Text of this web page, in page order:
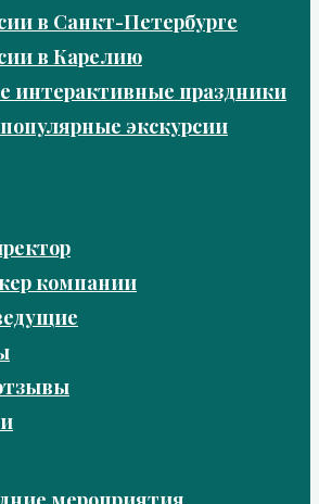
в Санкт-Петербурге
в Карелию
интерактивные праздники
экскурсии
компании